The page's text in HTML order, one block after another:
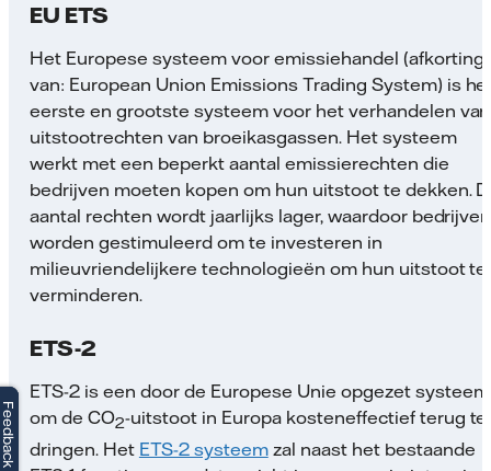
EU ETS
Het Europese systeem voor emissiehandel (afkorting
van: European Union Emissions Trading System) is
eerste en grootste systeem voor het verhandelen van
uitstootrechten van broeikasgassen. Het systeem
werkt met een beperkt aantal emissierechten die
bedrijven moeten kopen om hun uitstoot te dekken.
aantal rechten wordt jaarlijks lager, waardoor bedrijven
worden gestimuleerd om te investeren in
milieuvriendelijkere technologieën om hun uitstoot te
verminderen.
ETS-2
ETS-2 is een door de Europese Unie opgezet systeem
om de CO2-uitstoot in Europa kosteneffectief terug te
dringen. Het ETS-2 systeemzal naast het bestaande
Feedback
Feedback